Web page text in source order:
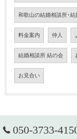
和歌山の結婚相談所･
料金案内 仲人
結婚相談所 結の会
お見合い
050-3733-